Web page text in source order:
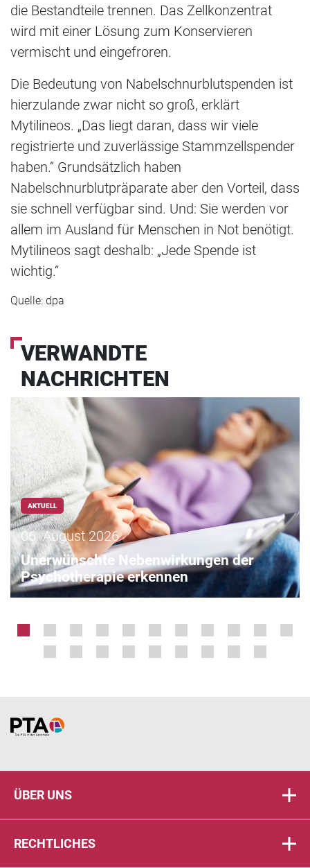
die Bestandteile trennen. Das Zellkonzentrat
wird mit einer Lösung zum Konservieren
vermischt und eingefroren.
Die Bedeutung von Nabelschnurblutspenden ist
hierzulande zwar nicht so groß, erklärt
Mytilineos. „Das liegt daran, dass wir viele
registrierte und zuverlässige Stammzellspender
haben.“ Grundsätzlich haben
Nabelschnurblutpräparate aber den Vorteil, dass
sie schnell verfügbar sind. Und: Sie werden vor
allem im Ausland für Menschen in Not benötigt.
Mytilineos sagt deshalb: „Jede Spende ist
wichtig.“
Quelle: dpa
VERWANDTE
NACHRICHTEN
AKTUELL
06. August 2026
Unerwünschte Nebenwirkungen der
Psychotherapie erkennen
Home
ÜBER UNS
RECHTLICHES